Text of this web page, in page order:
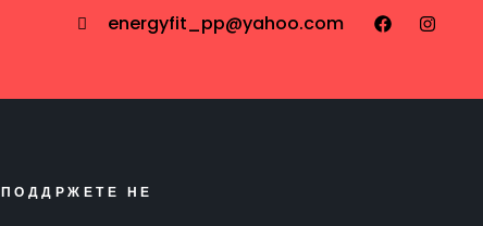
energyfit_pp@yahoo.com
ПОДДРЖЕТЕ НЕ